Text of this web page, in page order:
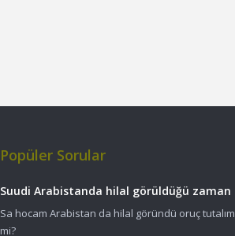
Popüler Sorular
Suudi Arabistanda hilal görüldüğü zaman
Sa hocam Arabistan da hilal göründü oruç tutalım
mi?